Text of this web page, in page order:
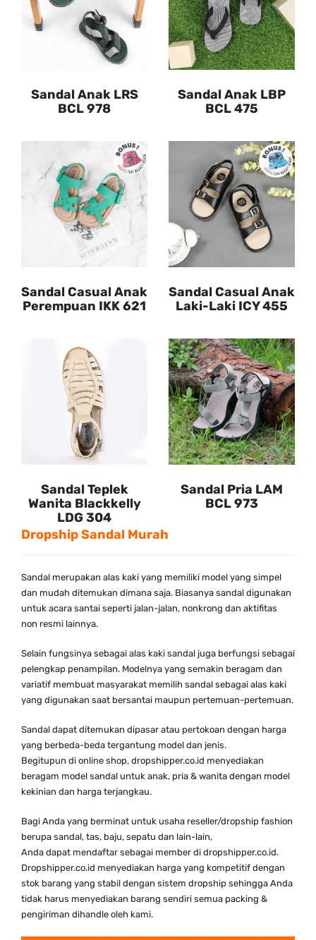
Sandal Anak LRS
BCL 978
Sandal Anak LBP
BCL 475
Sandal Casual Anak
Perempuan IKK 621
Sandal Casual Anak
Laki-Laki ICY 455
Sandal Teplek
Wanita Blackkelly
LDG 304
Sandal Pria LAM
BCL 973
Dropship Sandal Murah
Sandal merupakan alas kaki yang memiliki model yang simpel
dan mudah ditemukan dimana saja. Biasanya sandal digunakan
untuk acara santai seperti jalan-jalan, nonkrong dan aktifitas
non resmi lainnya.
Selain fungsinya sebagai alas kaki sandal juga berfungsi sebagai
pelengkap penampilan. Modelnya yang semakin beragam dan
variatif membuat masyarakat memilih sandal sebagai alas kaki
yang digunakan saat bersantai maupun pertemuan-pertemuan.
Sandal dapat ditemukan dipasar atau pertokoan dengan harga
yang berbeda-beda tergantung model dan jenis.
Begitupun di online shop, dropshipper.co.id menyediakan
beragam model sandal untuk anak, pria & wanita dengan model
kekinian dan harga terjangkau.
Bagi Anda yang berminat untuk usaha reseller/dropship fashion
berupa sandal, tas, baju, sepatu dan lain-lain,
Anda dapat mendaftar sebagai member di dropshipper.co.id.
Dropshipper.co.id menyediakan harga yang kompetitif dengan
stok barang yang stabil dengan sistem dropship sehingga Anda
tidak harus menyediakan barang sendiri semua packing &
pengiriman dihandle oleh kami.